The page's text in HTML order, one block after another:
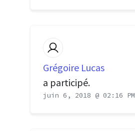
Grégoire Lucas
a participé.
juin 6, 2018 @ 02:16 PM